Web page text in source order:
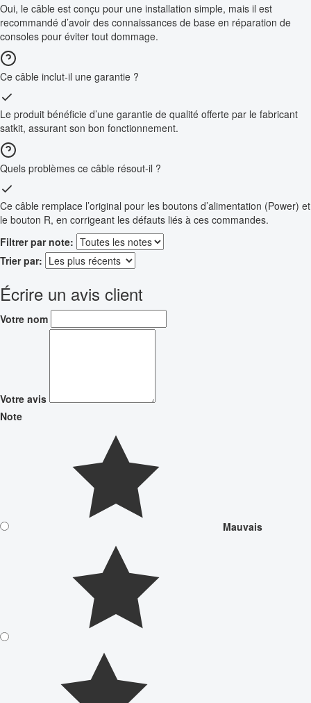
Oui, le câble est conçu pour une installation simple, mais il est
recommandé d’avoir des connaissances de base en réparation de
consoles pour éviter tout dommage.
Ce câble inclut-il une garantie ?
Le produit bénéficie d’une garantie de qualité offerte par le fabricant
satkit, assurant son bon fonctionnement.
Quels problèmes ce câble résout-il ?
Ce câble remplace l’original pour les boutons d’alimentation (Power) et
le bouton R, en corrigeant les défauts liés à ces commandes.
Filtrer par note:
Trier par:
Écrire un avis client
Votre nom
Votre avis
Note
Mauvais